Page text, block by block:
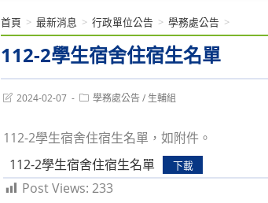
112-2學生宿舍住宿生名單
首頁 > 最新消息 > 行政單位公告 > 學務處公告 >
Post2024-02-07
Post學務處公告 / 生輔組
112-2學生宿舍住宿生名單，如附件。
112-2學生宿舍住宿生名單
下載
Post Views: 233